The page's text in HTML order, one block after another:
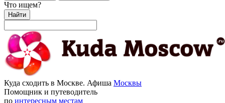
Что ищем?
Найти
Куда сходить в Москве. Афиша Москвы
Помощник и путеводитель
по интересным местам